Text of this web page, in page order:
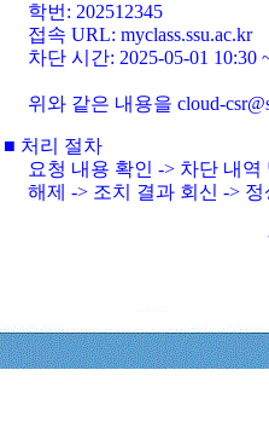
학번: 202512345
접속 URL: myclass.ssu.ac.kr
차단 시간: 2025-05-01 10:30
위와 같은 내용을 cloud-
■ 처리 절차
요청 내용 확인 -> 차단 내
해제 -> 조치 결과 회신 ->